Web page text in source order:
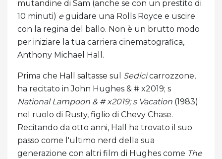
mutandine di Sam (anche se con un prestito di
10 minuti) eguidare una Rolls Royce e uscire
con la regina del ballo. Non è un brutto modo
per iniziare la tua carriera cinematografica,
Anthony Michael Hall.
Prima che Hall saltasse sul Sedicicarrozzone,
ha recitato in John Hughes & # x2019; s
National Lampoon & # x2019; s Vacation (1983)
nel ruolo di Rusty, figlio di Chevy Chase.
Recitando da otto anni, Hall ha trovato il suo
passo come l'ultimo nerd della sua
generazione con altri film di Hughes come The